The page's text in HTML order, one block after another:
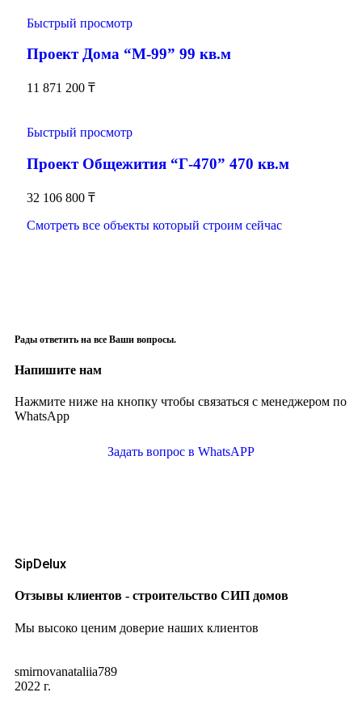
Быстрый просмотр
Проект Дома “М-99” 99 кв.м
11 871 200 ₸
Быстрый просмотр
Проект Общежития “Г-470” 470 кв.м
32 106 800 ₸
Смотреть все объекты который строим сейчас
Рады ответить на все Ваши вопросы.
Напишите нам
Нажмите ниже на кнопку чтобы связаться с менеджером по
WhatsApp
Задать вопрос в WhatsAPP
SipDelux
Отзывы клиентов - строительство СИП домов
Мы высоко ценим доверие наших клиентов
smirnovanataliia789
2022 г.